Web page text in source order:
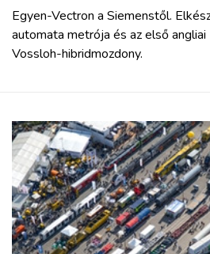
Egyen-Vectron a Siemenstől.
automata metrója és az első
Vossloh-hibridmozdony.